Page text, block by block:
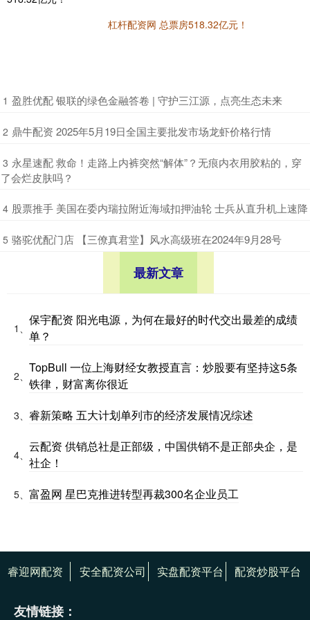
杠杆配资网 总票房518.32亿元！
1 ​盈胜优配 银联的绿色金融答卷 | 守护三江源，点亮生态未来
2 ​鼎牛配资 2025年5月19日全国主要批发市场龙虾价格行情
3 ​永星速配 救命！走路上内裤突然“解体”？无痕内衣用胶粘的，穿
了会烂皮肤吗？
4 ​股票推手 美国在委内瑞拉附近海域扣押油轮 士兵从直升机上速降
5 ​骆驼优配门店 【三僚真君堂】风水高级班在2024年9月28号
最新文章
1、
保宇配资 阳光电源，为何在最好的时代交出最差的成绩
单？
2、
TopBull 一位上海财经女教授直言：炒股要有坚持这5条
铁律，财富离你很近
3、 睿新策略 五大计划单列市的经济发展情况综述
4、
云配资 供销总社是正部级，中国供销不是正部央企，是
社企！
5、 富盈网 星巴克推进转型再裁300名企业员工
睿迎网配资 安全配资公司 实盘配资平台 配资炒股平台
友情链接：